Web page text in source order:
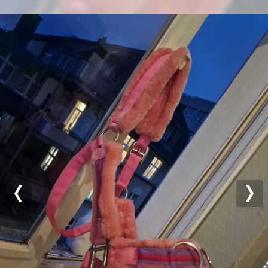
Previous